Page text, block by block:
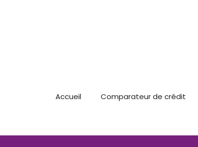
Accueil Comparateur de crédit